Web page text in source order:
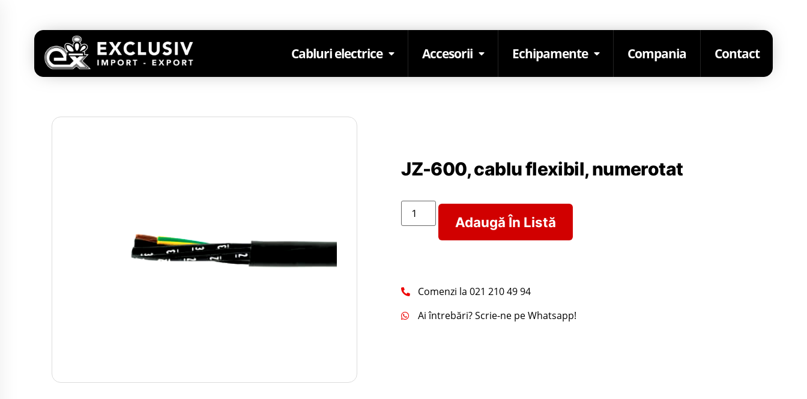
Cabluri electrice Accesorii Echipamente Compania Contact
JZ-600, cablu flexibil, numerotat
Adaugă În Listă
Comenzi la 021 210 49 94
Ai întrebări? Scrie-ne pe Whatsapp!